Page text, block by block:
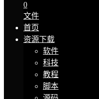
0
文件
首页
资源下载
软件
科技
教程
脚本